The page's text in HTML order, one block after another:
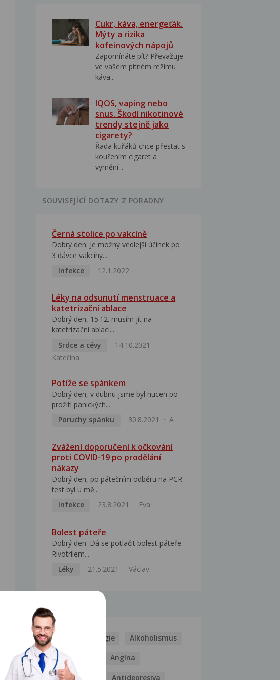
Cukr, káva, energeťák.
Mýty a rizika
kofeinových nápojů
Zapomínáte pít? Převažuje
ve vašem pitném režimu
káva...
IQOS, vaping nebo
snus. Škodí nikotinové
trendy stejně jako
cigarety?
Řada kuřáků chce přestat s
kouřením cigaret a
vymění...
SOUVISEJÍCÍ DOTAZY Z PORADNY
Černá stolice po vakcíně
Dobrý den. Je možný vedlejší účinek po
3 dávce vakcíny...
Infekce
12.1.2022
Léky na odsunutí menstruace a
katetrizační ablace
Dobrý den, 15.12. musím jít na
katetrizační ablaci...
Srdce a cévy
14.10.2021
Kateřina
Potíže se spánkem
Dobrý den, v dubnu jsme byl nucen po
prožití panických...
Poruchy spánku
30.8.2021 A
Zvážení doporučení k očkování
proti COVID-19 po prodělání
nákazy
Dobrý den, po pátečním odběru na PCR
test byl u mě...
Infekce
23.8.2021 Eva
Bolest páteře
Dobrý den .Dá se potlačit bolest páteře
Rivotrilem...
Léky
21.5.2021 Václav
Alergie Alkoholismus
Analgetika Angína
Antibiotika Antidepresiva